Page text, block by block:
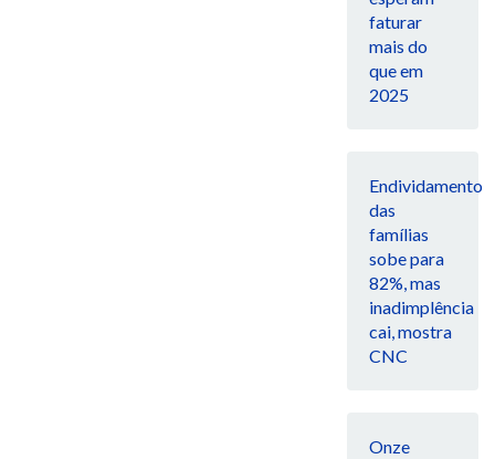
faturar
mais do
que em
2025
Endividamento
das
famílias
sobe para
82%, mas
inadimplência
cai, mostra
CNC
Onze